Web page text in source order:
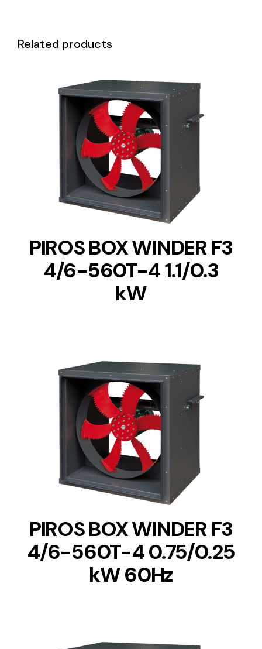
Related products
DETAILS
PIROS BOX WINDER F3
4/6-560T-4 1.1/0.3
kW
DETAILS
PIROS BOX WINDER F3
4/6-560T-4 0.75/0.25
kW 60Hz